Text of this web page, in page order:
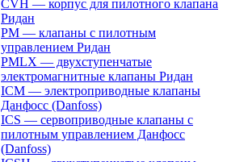
CVH — корпус для пилотного клапана
Ридан
PM — клапаны с пилотным
управлением Ридан
PMLX — двухступенчатые
электромагнитные клапаны Ридан
ICM — электроприводные клапаны
Данфосс (Danfoss)
ICS — сервоприводные клапаны с
пилотным управлением Данфосс
(Danfoss)